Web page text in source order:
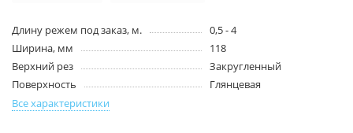
Длину режем под заказ, м.
0,5 - 4
Ширина, мм
118
Верхний рез
Закругленный
Поверхность
Глянцевая
Все характеристики